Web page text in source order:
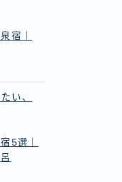
宿｜
い、
5選｜